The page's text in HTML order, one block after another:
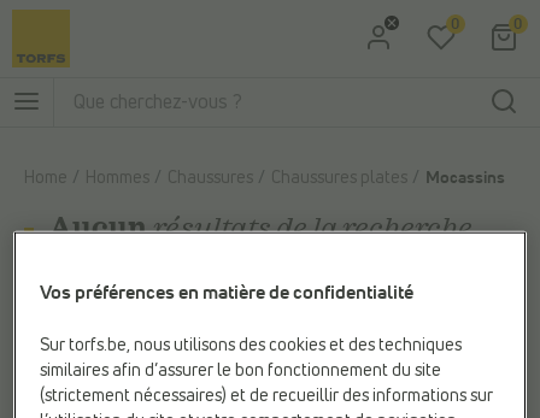
Aller au menu principal
0 0
Home Hommes Chaussures Chaussures plates Mocassins
Aucunrésultats de la recherche
Désolé, nous n'avons rien trouvé pour
"Mocassins
Réessayez:
Vos préférences en matière de confidentialité
Sur torfs.be, nous utilisons des cookies et des techniques
similaires afin d’assurer le bon fonctionnement du site
(strictement nécessaires) et de recueillir des informations sur